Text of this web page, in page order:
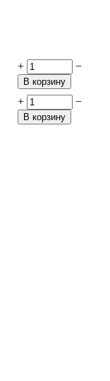
+ −
В корзину
+ −
В корзину